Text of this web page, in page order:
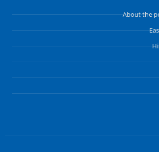
About the